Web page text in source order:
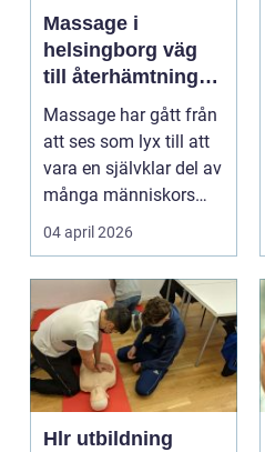
Massage i
helsingborg väg
till återhämtning
och hållbar hälsa
Massage har gått från
att ses som lyx till att
vara en självklar del av
många människors
friskvård. ...
04 april 2026
Hlr utbildning